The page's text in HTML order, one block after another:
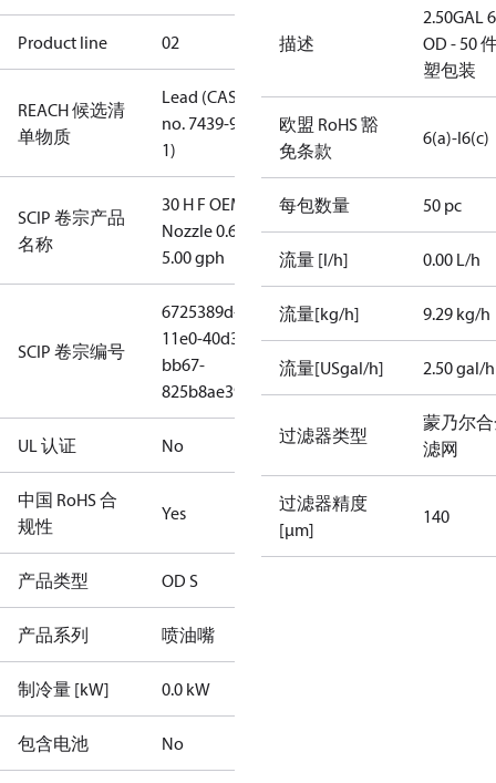
Product line 02
REACH 候选清
单物质
Lead (CAS
no. 7439-92-
1)
SCIP 卷宗产品
名称
30 H F OEM -
Nozzle 0.65-
5.00 gph
SCIP 卷宗编号
6725389d-
11e0-40d3-
bb67-
825b8ae390a8
UL 认证 No
中国 RoHS 合
规性
Yes
产品类型 OD S
产品系列 喷油嘴
制冷量 [kW] 0.0 kW
包含电池 No
描述
2.50GAL
OD - 50
塑包装
欧盟 RoHS 豁
免条款
6(a)-I6(c)
每包数量 50 pc
流量 [l/h] 0.00 L/h
流量[kg/h] 9.29 kg/h
流量[USgal/h] 2.50 gal/h
过滤器类型
蒙乃尔
滤网
过滤器精度
[µm]
140